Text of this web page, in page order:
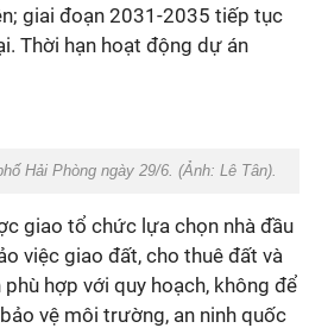
giai đoạn 2031-2035 tiếp tục
Thời hạn hoạt động dự án
Hải Phòng ngày 29/6. (Ảnh: Lê Tân).
giao tổ chức lựa chọn nhà đầu
việc giao đất, cho thuê đất và
hợp với quy hoạch, không để
vệ môi trường, an ninh quốc